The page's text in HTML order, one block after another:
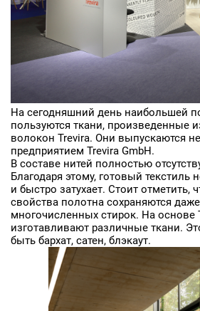
На сегодняшний день наибольшей
пользуются ткани, произведенные
волокон Trevira. Они выпускаются
предприятием Trevira GmbH.
В составе нитей полностью
Благодаря этому, готовый текстиль
и быстро затухает. Стоит отметить,
свойства полотна сохраняются
многочисленных стирок. На основе
изготавливают различные ткани.
быть бархат, сатен, блэкаут.